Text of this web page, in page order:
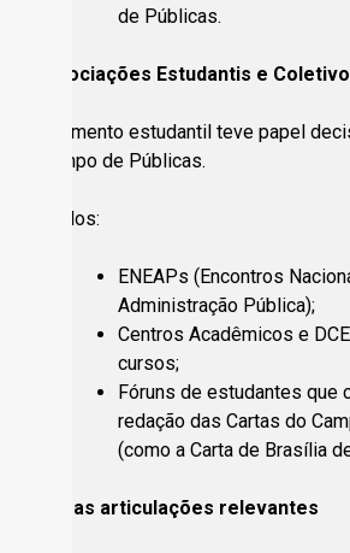
de Públicas.
4. Associações Estudantis e
O movimento estudantil teve papel
do Campo de Públicas.
Exemplos:
ENEAPs (Encontros
Administração Pública);
Centros Acadêmicos e
cursos;
Fóruns de estudantes que
redação das Cartas do
(como a Carta de Brasília
5. Outras articulações relevantes